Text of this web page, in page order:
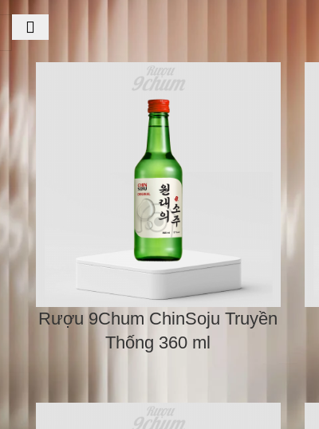
Rượu 9Chum ChinSoju Truyền
Thống 360 ml